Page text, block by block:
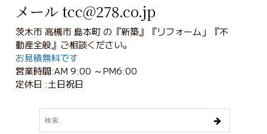
メール tcc@278.co.jp
茨木市 高槻市 島本町 の『新築』『リフォーム」『不
動産全般』ご相談ください。
お見積無料です
営業時間:AM 9:00 ～PM6:00
定休日 :土日祝日